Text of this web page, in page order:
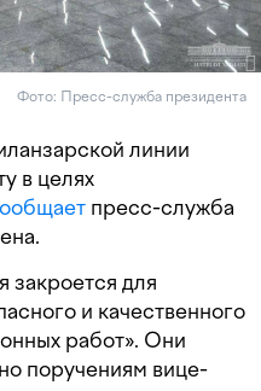
Фото: Пресс-служба президента
линии
в целях
пресс-служба
закроется для
и качественного
работ». Они
поручениям вице-